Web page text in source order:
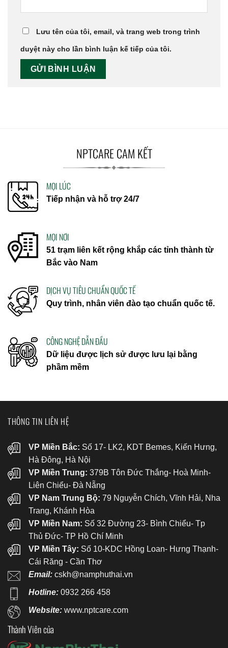
Lưu tên của tôi, email, và trang web trong trình
duyệt này cho lần bình luận kế tiếp của tôi.
NPTCARE CAM KẾT
MỌI LÚC
Tiếp nhận và hỗ trợ 24/7
MỌI NƠI
51 trạm liên kết rộng khắp các tỉnh thành từ
Bắc vào Nam
DỊCH VỤ TIÊU CHUẨN QUỐC TẾ
Quy trình, nhân viên đào tạo chuẩn quốc tế.
CÔNG NGHỆ DẪN ĐẦU
Dữ liệu được lịch sử được lưu lại bằng
phầm mềm
THÔNG TIN LIÊN HỆ
VP Miền Bắc: Số 17- LK2, KDT Bemes, Kiến Hưng,
Hà Đông, Hà Nội
VP Miền Trung: 379B Tôn Đức Thắng- Hoà Minh-
Liên Chiểu- Đà Nẵng
VP Nam Trung Bộ: 79 Nguyễn Chích, Vĩnh Hải, Nha
Trang, Khánh Hòa
VP Miền Nam: Số 32 Đường 23- Bình Chiểu- Tp
Thủ Đức- TP Hồ Chí Minh
VP Miền Tây: Số 10-KDC Hồng Loan- Hưng Thạnh-
Cái Răng - Cần Thơ
Email: cskh@namphuthai.vn
Hotline: 0932 266 458
Website:www.nptcare.com
Thành Viên của